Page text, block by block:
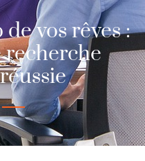
de vos rêves :
recherche